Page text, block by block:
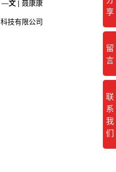
享
留
言
联
系
我
们
—文| 聂康康
技有限公司